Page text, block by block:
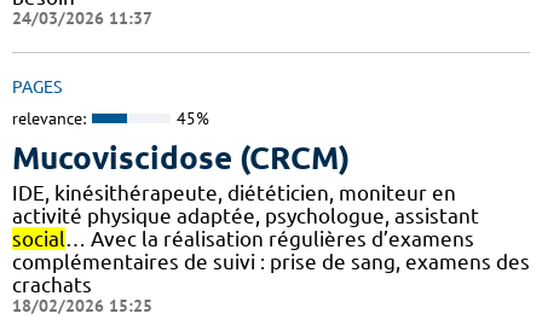
24/03/2026 11:37
PAGES
relevance: 45%
Mucoviscidose (CRCM)
IDE, kinésithérapeute, diététicien, moniteur en
activité physique adaptée, psychologue, assistant
social… Avec la réalisation régulières d’examens
complémentaires de suivi : prise de sang, examens des
crachats
18/02/2026 15:25